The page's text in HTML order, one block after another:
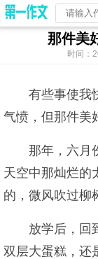
那件美
时间：
有些事使我
气愤，但那件美
那年，六月
天空中那灿烂的
的，微风吹过柳
放学后，回
双层大蛋糕，还